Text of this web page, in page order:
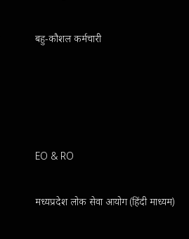
बहु-कौशल कर्मचारी
EO & RO
मध्यप्रदेश लोक सेवा आयोग (हिंदी माध्यम)